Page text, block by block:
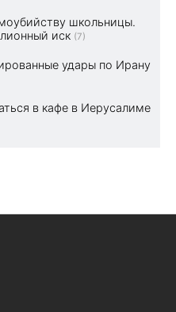
школьницы.
иск (7)
удары по Ирану
в кафе в Иерусалиме